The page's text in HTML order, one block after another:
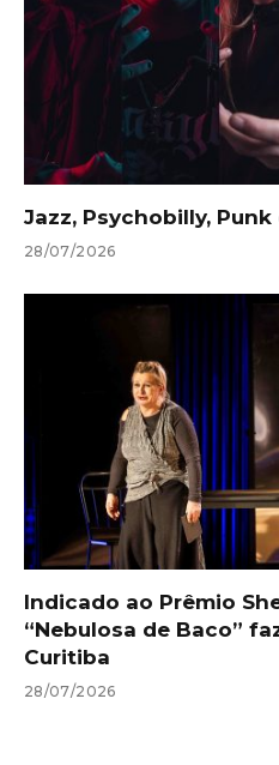
Jazz, Psychobilly,
28/07/2026
Indicado ao Prêmio
“Nebulosa de Baco”
Curitiba
28/07/2026